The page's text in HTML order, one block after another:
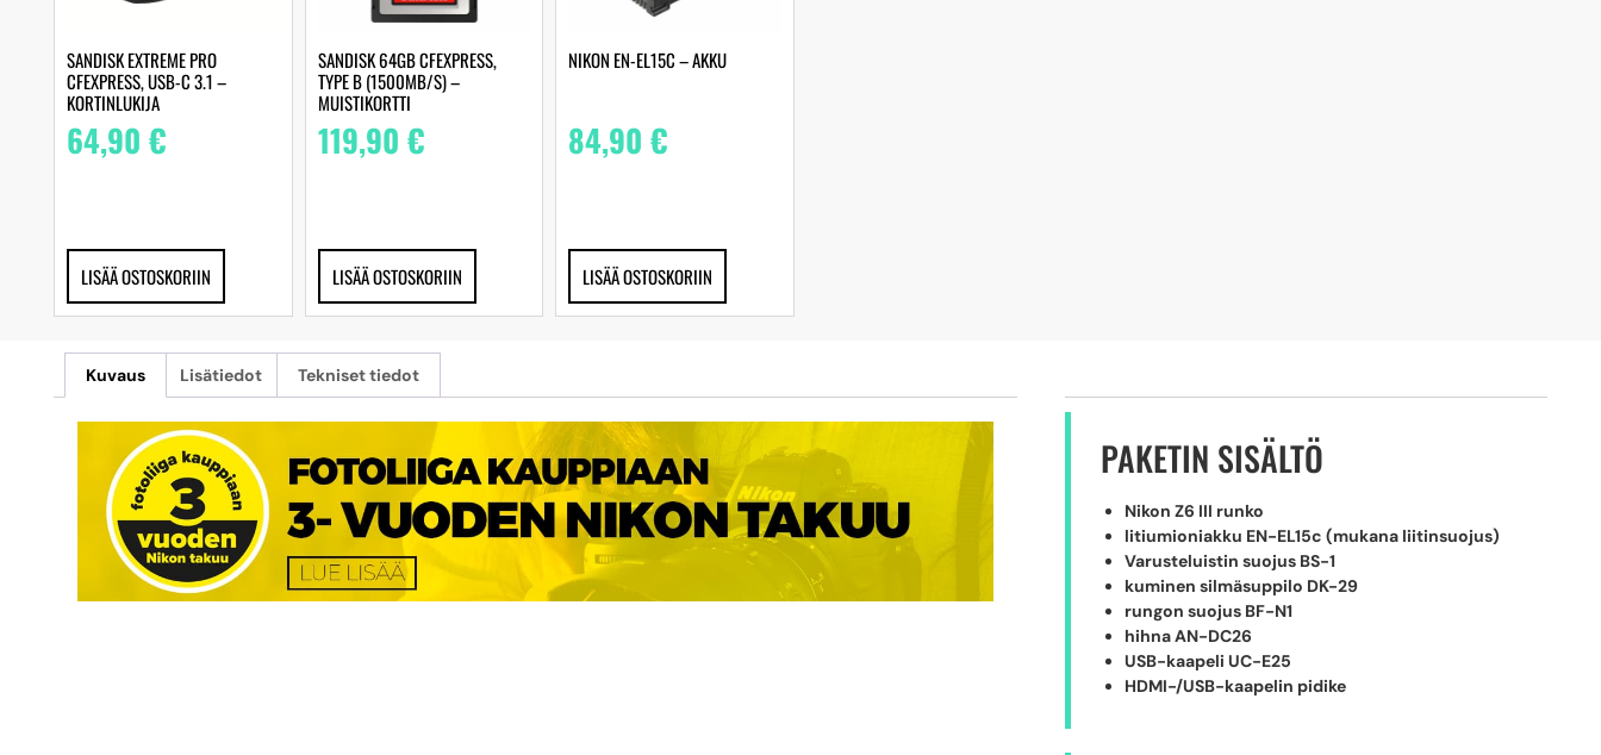
SANDISK EXTREME PRO
CFEXPRESS, USB-C 3.1 –
KORTINLUKIJA
64,90 €
LISÄÄ OSTOSKORIIN
SANDISK 64GB CFEXPRESS,
TYPE B (1500MB/S) –
MUISTIKORTTI
119,90 €
LISÄÄ OSTOSKORIIN
NIKON EN-EL15C – AKKU
84,90€
LISÄÄ OSTOSKORIIN
Kuvaus Lisätiedot Tekniset tiedot
PAKETIN SISÄLTÖ
Nikon Z6 III runko
litiumioniakku EN-EL15c (mukana liitinsuojus)
Varusteluistin suojus BS-1
kuminen silmäsuppilo DK-29
rungon suojus BF-N1
hihna AN-DC26
USB-kaapeli UC-E25
HDMI-/USB-kaapelin pidike